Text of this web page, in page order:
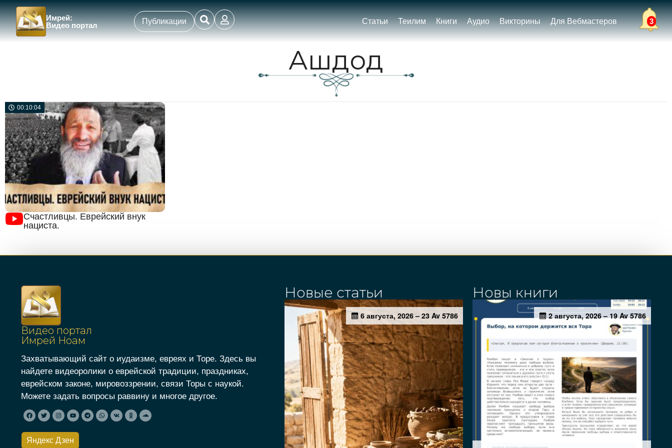
Имрей:
Видео портал
Публикации Статьи Теилим Книги Аудио Викторины Для Вебмастеров 3
Ашдод
00:10:04
Счастливцы. Еврейский внук
нациста.
Видео портал
Имрей Ноам
Захватывающий сайт о иудаизме, евреях и Торе. Здесь вы
найдете видеоролики о еврейской традиции, праздниках,
еврейском законе, мировоззрении, связи Торы с наукой.
Можете задать вопросы раввину и многое другое.
Яндекс Дзен
Новые статьи Новы книги